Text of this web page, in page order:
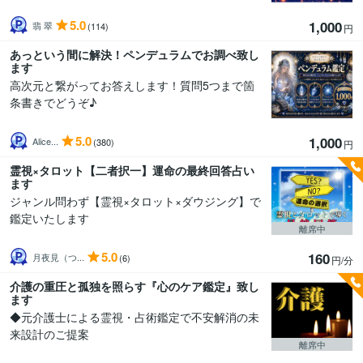
翡 翠 5.0(114) 1,000円
あっという間に解決！ペンデュラムでお調べ致し
ます
高次元と繋がってお答えします！質問5つまで箇
条書きでどうぞ♪
Alice... 5.0(380) 1,000円
霊視×タロット【二者択一】運命の最終回答占い
ます
ジャンル問わず【霊視×タロット×ダウジング】で
鑑定いたします
月夜見（つ... 5.0(6) 160円/分
離席中
介護の重圧と孤独を照らす『心のケア鑑定』致し
ます
◆元介護士による霊視・占術鑑定で不安解消の未
来設計のご提案
離席中